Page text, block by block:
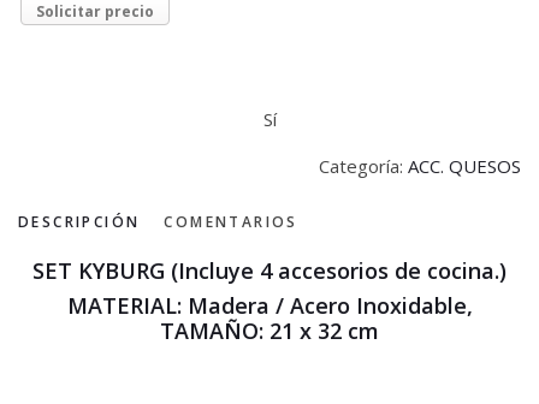
Solicitar precio
Sí
Categoría: ACC. QUESOS
DESCRIPCIÓN COMENTARIOS
SET KYBURG (Incluye 4 accesorios de cocina.)
MATERIAL: Madera / Acero Inoxidable,
TAMAÑO: 21 x 32 cm